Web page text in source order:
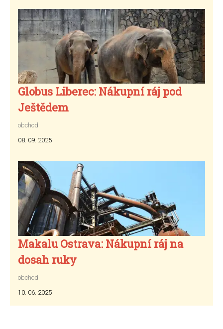
Globus Liberec: Nákupní ráj pod
Ještědem
obchod
08. 09. 2025
Makalu Ostrava: Nákupní ráj na
dosah ruky
obchod
10. 06. 2025